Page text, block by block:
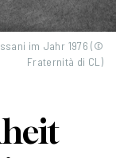
im Jahr 1976 (©
Fraternità di CL)